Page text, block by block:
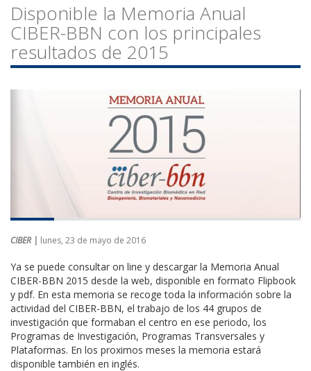
Disponible la Memoria Anual
CIBER-BBN con los principales
resultados de 2015
CIBER | lunes, 23 de mayo de 2016
Ya se puede consultar on line y descargar la Memoria Anual
CIBER-BBN 2015 desde la web, disponible en formato Flipbook
y pdf. En esta memoria se recoge toda la información sobre la
actividad del CIBER-BBN, el trabajo de los 44 grupos de
investigación que formaban el centro en ese periodo, los
Programas de Investigación, Programas Transversales y
Plataformas. En los proximos meses la memoria estará
disponible también en inglés.